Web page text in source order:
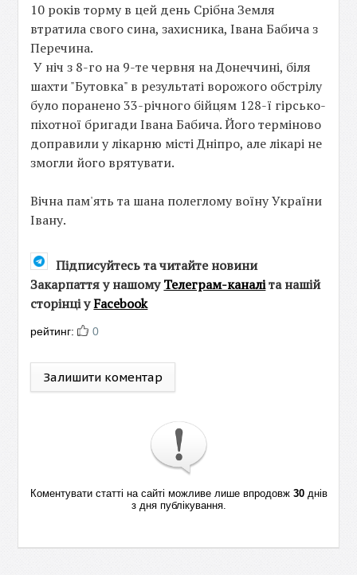
10 років торму в цей день Срібна Земля
втратила свого сина, захисника, Івана Бабича з
Перечина.
У ніч з 8-го на 9-те червня на Донеччині, біля
шахти "Бутовка" в результаті ворожого обстрілу
було поранено 33-річного бійцям 128-ї гірсько-
піхотної бригади Івана Бабича. Його терміново
доправили у лікарню місті Дніпро, але лікарі не
змогли його врятувати.
Вічна пам'ять та шана полеглому воїну України
Івану.
Підписуйтесь та читайте новини
Закарпаття у нашомуТелеграм-каналіта нашій
сторінці уFacebook
рейтинг: 0
Залишити коментар
Коментувати статті на сайті можливе лише впродовж 30днів
з дня публікування.